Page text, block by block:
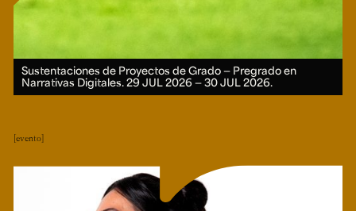
Sustentaciones de Proyectos de Grado — Pregrado en
Narrativas Digitales.29 JUL 2026 ― 30 JUL 2026.
evento